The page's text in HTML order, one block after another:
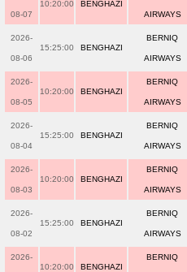
08-07
10:20:00 BENGHAZI
AIRWAYS
2026-
08-06
15:25:00 BENGHAZI
BERNIQ
AIRWAYS
2026-
08-05
10:20:00 BENGHAZI
BERNIQ
AIRWAYS
2026-
08-04
15:25:00 BENGHAZI
BERNIQ
AIRWAYS
2026-
08-03
10:20:00 BENGHAZI
BERNIQ
AIRWAYS
2026-
08-02
15:25:00 BENGHAZI
BERNIQ
AIRWAYS
2026-
10:20:00 BENGHAZI
BERNIQ